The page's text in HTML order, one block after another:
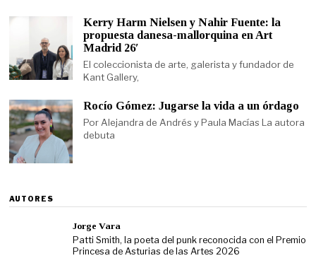
Kerry Harm Nielsen y Nahir Fuente: la
propuesta danesa-mallorquina en Art
Madrid 26′
El coleccionista de arte, galerista y fundador de
Kant Gallery,
Rocío Gómez: Jugarse la vida a un órdago
Por Alejandra de Andrés y Paula Macías La autora
debuta
AUTORES
Jorge Vara
Patti Smith, la poeta del punk reconocida con el Premio
Princesa de Asturias de las Artes 2026